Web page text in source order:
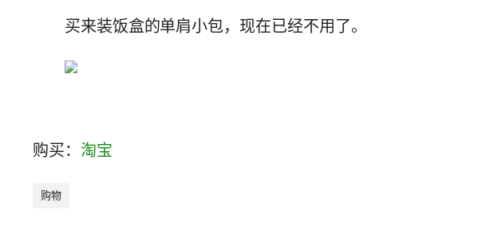
买来装饭盒的单肩小包，现在已经不用了。
购买： 淘宝
购物